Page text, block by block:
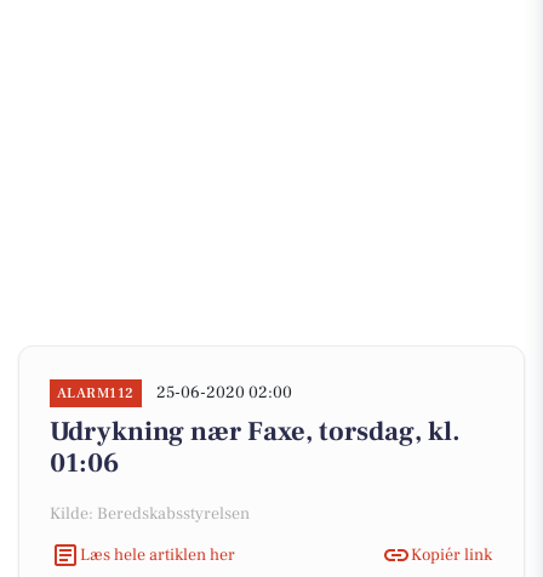
ALARM112 25-06-2020 02:00
Udrykning nær Faxe, torsdag, kl.
01:06
Kilde: Beredskabsstyrelsen
Læs hele artiklen her
Kopiér link